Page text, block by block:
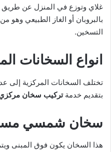
غلاي وتوزع في المنزل عن طريق
بالبروبان أو الغاز الطبيعي وهو
التسخين.
انواع السخانات
تختلف السخانات المركزية إلى
بتقديم خدمةتركيب سخان
سخان شمسي
هذا السخان يكون فوق المبنى